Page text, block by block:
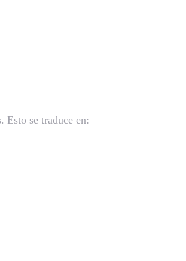
Esto se traduce en: